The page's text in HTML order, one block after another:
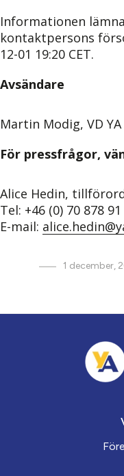
Informationen
kontaktpersons
12-01 19:20 CET.
Avsändare
Martin Modig, VD
För pressfrågor,
Alice Hedin,
Tel: +46 (0) 70 878
E-mail:
1 december,